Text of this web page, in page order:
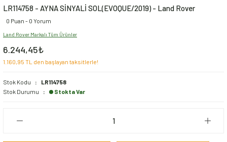
LR114758 - AYNA SİNYALİ SOL(EVOQUE/2019) - Land Rover
0 Puan - 0 Yorum
Land Rover Markalı Tüm Ürünler
6.244,45₺
1.160,95 TL den başlayan taksitlerle!
Stok Kodu
LR114758
Stok Durumu
Stokta Var